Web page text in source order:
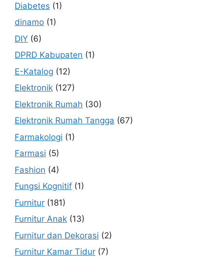
Diabetes (1)
dinamo (1)
DIY (6)
DPRD Kabupaten (1)
E-Katalog (12)
Elektronik (127)
Elektronik Rumah (30)
Elektronik Rumah Tangga (67)
Farmakologi (1)
Farmasi (5)
Fashion (4)
Fungsi Kognitif (1)
Furnitur (181)
Furnitur Anak (13)
Furnitur dan Dekorasi (2)
Furnitur Kamar Tidur (7)